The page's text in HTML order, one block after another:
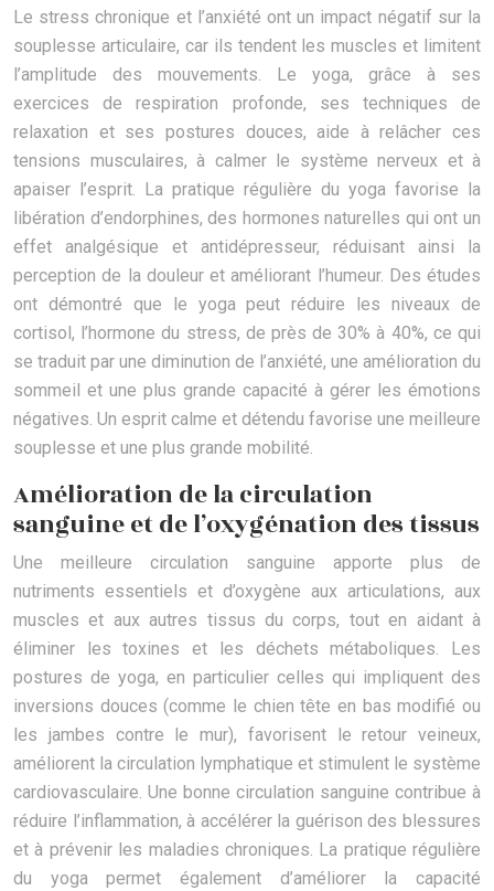
Le stress chronique et l’anxiété ont un impact négatif sur la
souplesse articulaire, car ils tendent les muscles et limitent
l’amplitude des mouvements. Le yoga, grâce à ses
exercices de respiration profonde, ses techniques de
relaxation et ses postures douces, aide à relâcher ces
tensions musculaires, à calmer le système nerveux et à
apaiser l’esprit. La pratique régulière du yoga favorise la
libération d’endorphines, des hormones naturelles qui ont un
effet analgésique et antidépresseur, réduisant ainsi la
perception de la douleur et améliorant l’humeur. Des études
ont démontré que le yoga peut réduire les niveaux de
cortisol, l’hormone du stress, de près de 30% à 40%, ce qui
se traduit par une diminution de l’anxiété, une amélioration du
sommeil et une plus grande capacité à gérer les émotions
négatives. Un esprit calme et détendu favorise une meilleure
souplesse et une plus grande mobilité.
Amélioration de la circulation
sanguine et de l’oxygénation des tissus
Une meilleure circulation sanguine apporte plus de
nutriments essentiels et d’oxygène aux articulations, aux
muscles et aux autres tissus du corps, tout en aidant à
éliminer les toxines et les déchets métaboliques. Les
postures de yoga, en particulier celles qui impliquent des
inversions douces (comme le chien tête en bas modifié ou
les jambes contre le mur), favorisent le retour veineux,
améliorent la circulation lymphatique et stimulent le système
cardiovasculaire. Une bonne circulation sanguine contribue à
réduire l’inflammation, à accélérer la guérison des blessures
et à prévenir les maladies chroniques. La pratique régulière
du yoga permet également d’améliorer la capacité